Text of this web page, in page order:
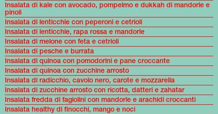
Insalata di kale con avocado, pompelmo e dukkah di mandorle e
pinoli
Insalata di lenticchie con peperoni e cetrioli
Insalata di lenticchie, rapa rossa e mandorle
Insalata di melone con feta e cetrioli
Insalata di pesche e burrata
Insalata di quinoa con pomodorini e pane croccante
Insalata di quinoa con zucchine arrosto
Insalata di radicchio, cavolo nero, carote e mozzarella
Insalata di zucchine arrosto con ricotta, datteri e zahatar
Insalata fredda di fagiolini con mandorle e arachidi croccanti
Insalata healthy di finocchi, mango e noci